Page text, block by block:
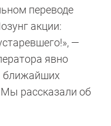
переводе
акции:
—
явно
ближайших
рассказали об